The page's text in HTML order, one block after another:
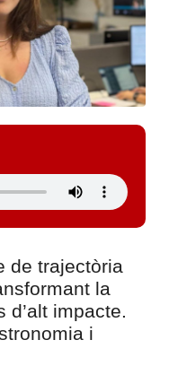
de trajectòria
la
d’alt impacte.
i